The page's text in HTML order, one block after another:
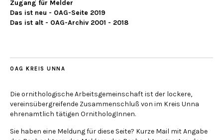
Zugang für Melder
Das ist neu - OAG-Seite 2019
Das ist alt - OAG-Archiv 2001 - 2018
OAG KREIS UNNA
Die ornithologische Arbeitsgemeinschaft ist der lockere,
vereinsübergreifende Zusammenschluß von im Kreis Unna
ehrenamtlich tätigen OrnithologInnen.
Sie haben eine Meldung für diese Seite? Kurze Mail mit Angabe